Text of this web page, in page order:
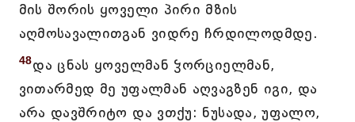
მის შორის ყოველი პირი მზის
აღმოსავალითგან ვიდრე ჩრდილოდმდე.
48და ცნას ყოველმან ჴორციელმან,
ვითარმედ მე უფალმან აღვაგზენ იგი, და
არა დავშრიტო და ვთქუ: ნუსადა, უფალო,